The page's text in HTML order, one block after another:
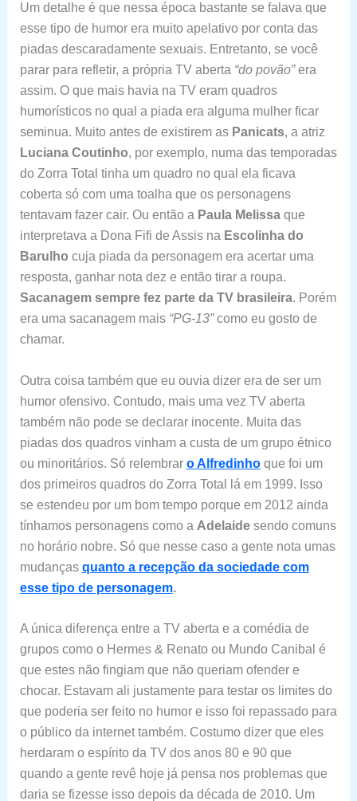
Um detalhe é que nessa época bastante se falava que
esse tipo de humor era muito apelativo por conta das
piadas descaradamente sexuais. Entretanto, se você
parar para refletir, a própria TV aberta “do povão”era
assim. O que mais havia na TV eram quadros
humorísticos no qual a piada era alguma mulher ficar
seminua. Muito antes de existirem as Panicats, a atriz
Luciana Coutinho, por exemplo, numa das temporadas
do Zorra Total tinha um quadro no qual ela ficava
coberta só com uma toalha que os personagens
tentavam fazer cair. Ou então a Paula Melissaque
interpretava a Dona Fifi de Assis na Escolinha do
Barulho cuja piada da personagem era acertar uma
resposta, ganhar nota dez e então tirar a roupa.
Sacanagem sempre fez parte da TV brasileira. Porém
era uma sacanagem mais “PG-13”como eu gosto de
chamar.
Outra coisa também que eu ouvia dizer era de ser um
humor ofensivo. Contudo, mais uma vez TV aberta
também não pode se declarar inocente. Muita das
piadas dos quadros vinham a custa de um grupo étnico
ou minoritários. Só relembrar o Alfredinhoque foi um
dos primeiros quadros do Zorra Total lá em 1999. Isso
se estendeu por um bom tempo porque em 2012 ainda
tínhamos personagens como a Adelaidesendo comuns
no horário nobre. Só que nesse caso a gente nota umas
mudanças quanto a recepção da sociedade com
esse tipo de personagem.
A única diferença entre a TV aberta e a comédia de
grupos como o Hermes & Renato ou Mundo Canibal é
que estes não fingiam que não queriam ofender e
chocar. Estavam ali justamente para testar os limites do
que poderia ser feito no humor e isso foi repassado para
o público da internet também. Costumo dizer que eles
herdaram o espírito da TV dos anos 80 e 90 que
quando a gente revê hoje já pensa nos problemas que
daria se fizesse isso depois da década de 2010. Um